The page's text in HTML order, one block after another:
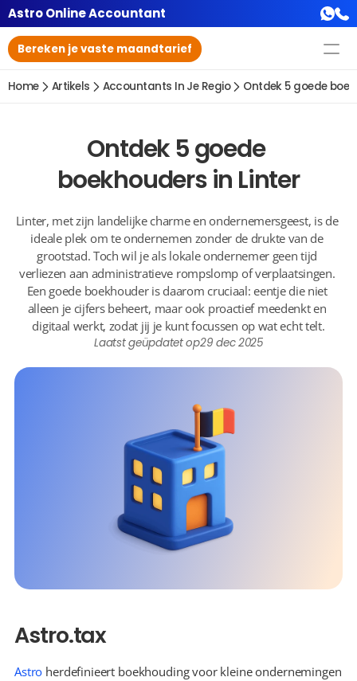
Astro Online Accountant
Bereken je vaste maandtarief
Home Artikels Accountants In Je Regio Ontdek 5 goede
Ontdek 5 goede
boekhouders in Linter
Linter, met zijn landelijke charme en ondernemersgeest, is de
ideale plek om te ondernemen zonder de drukte van de
grootstad. Toch wil je als lokale ondernemer geen tijd
verliezen aan administratieve rompslomp of verplaatsingen.
Een goede boekhouder is daarom cruciaal: eentje die niet
alleen je cijfers beheert, maar ook proactief meedenkt en
digitaal werkt, zodat jij je kunt focussen op wat echt telt.
Laatst geüpdatet op29 dec 2025
Astro.tax
Astro herdefinieert boekhouding voor kleine ondernemingen